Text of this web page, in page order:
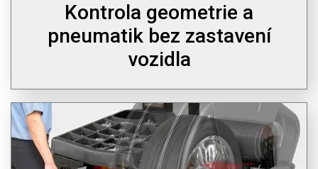
Kontrola geometrie a
pneumatik bez zastavení
vozidla